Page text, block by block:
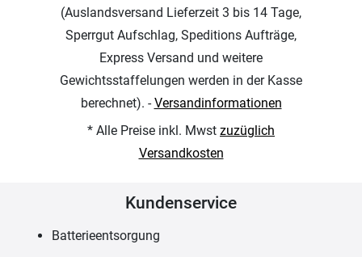
(Auslandsversand Lieferzeit 3 bis 14 Tage,
Sperrgut Aufschlag, Speditions Aufträge,
Express Versand und weitere
Gewichtsstaffelungen werden in der Kasse
berechnet). -Versandinformationen
* Alle Preise inkl. Mwst zuzüglich
Versandkosten
Kundenservice
Batterieentsorgung